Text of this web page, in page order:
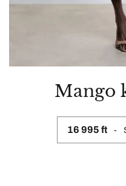
Mango
16 995 ft